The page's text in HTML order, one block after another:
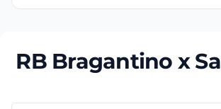
RB Bragantino x